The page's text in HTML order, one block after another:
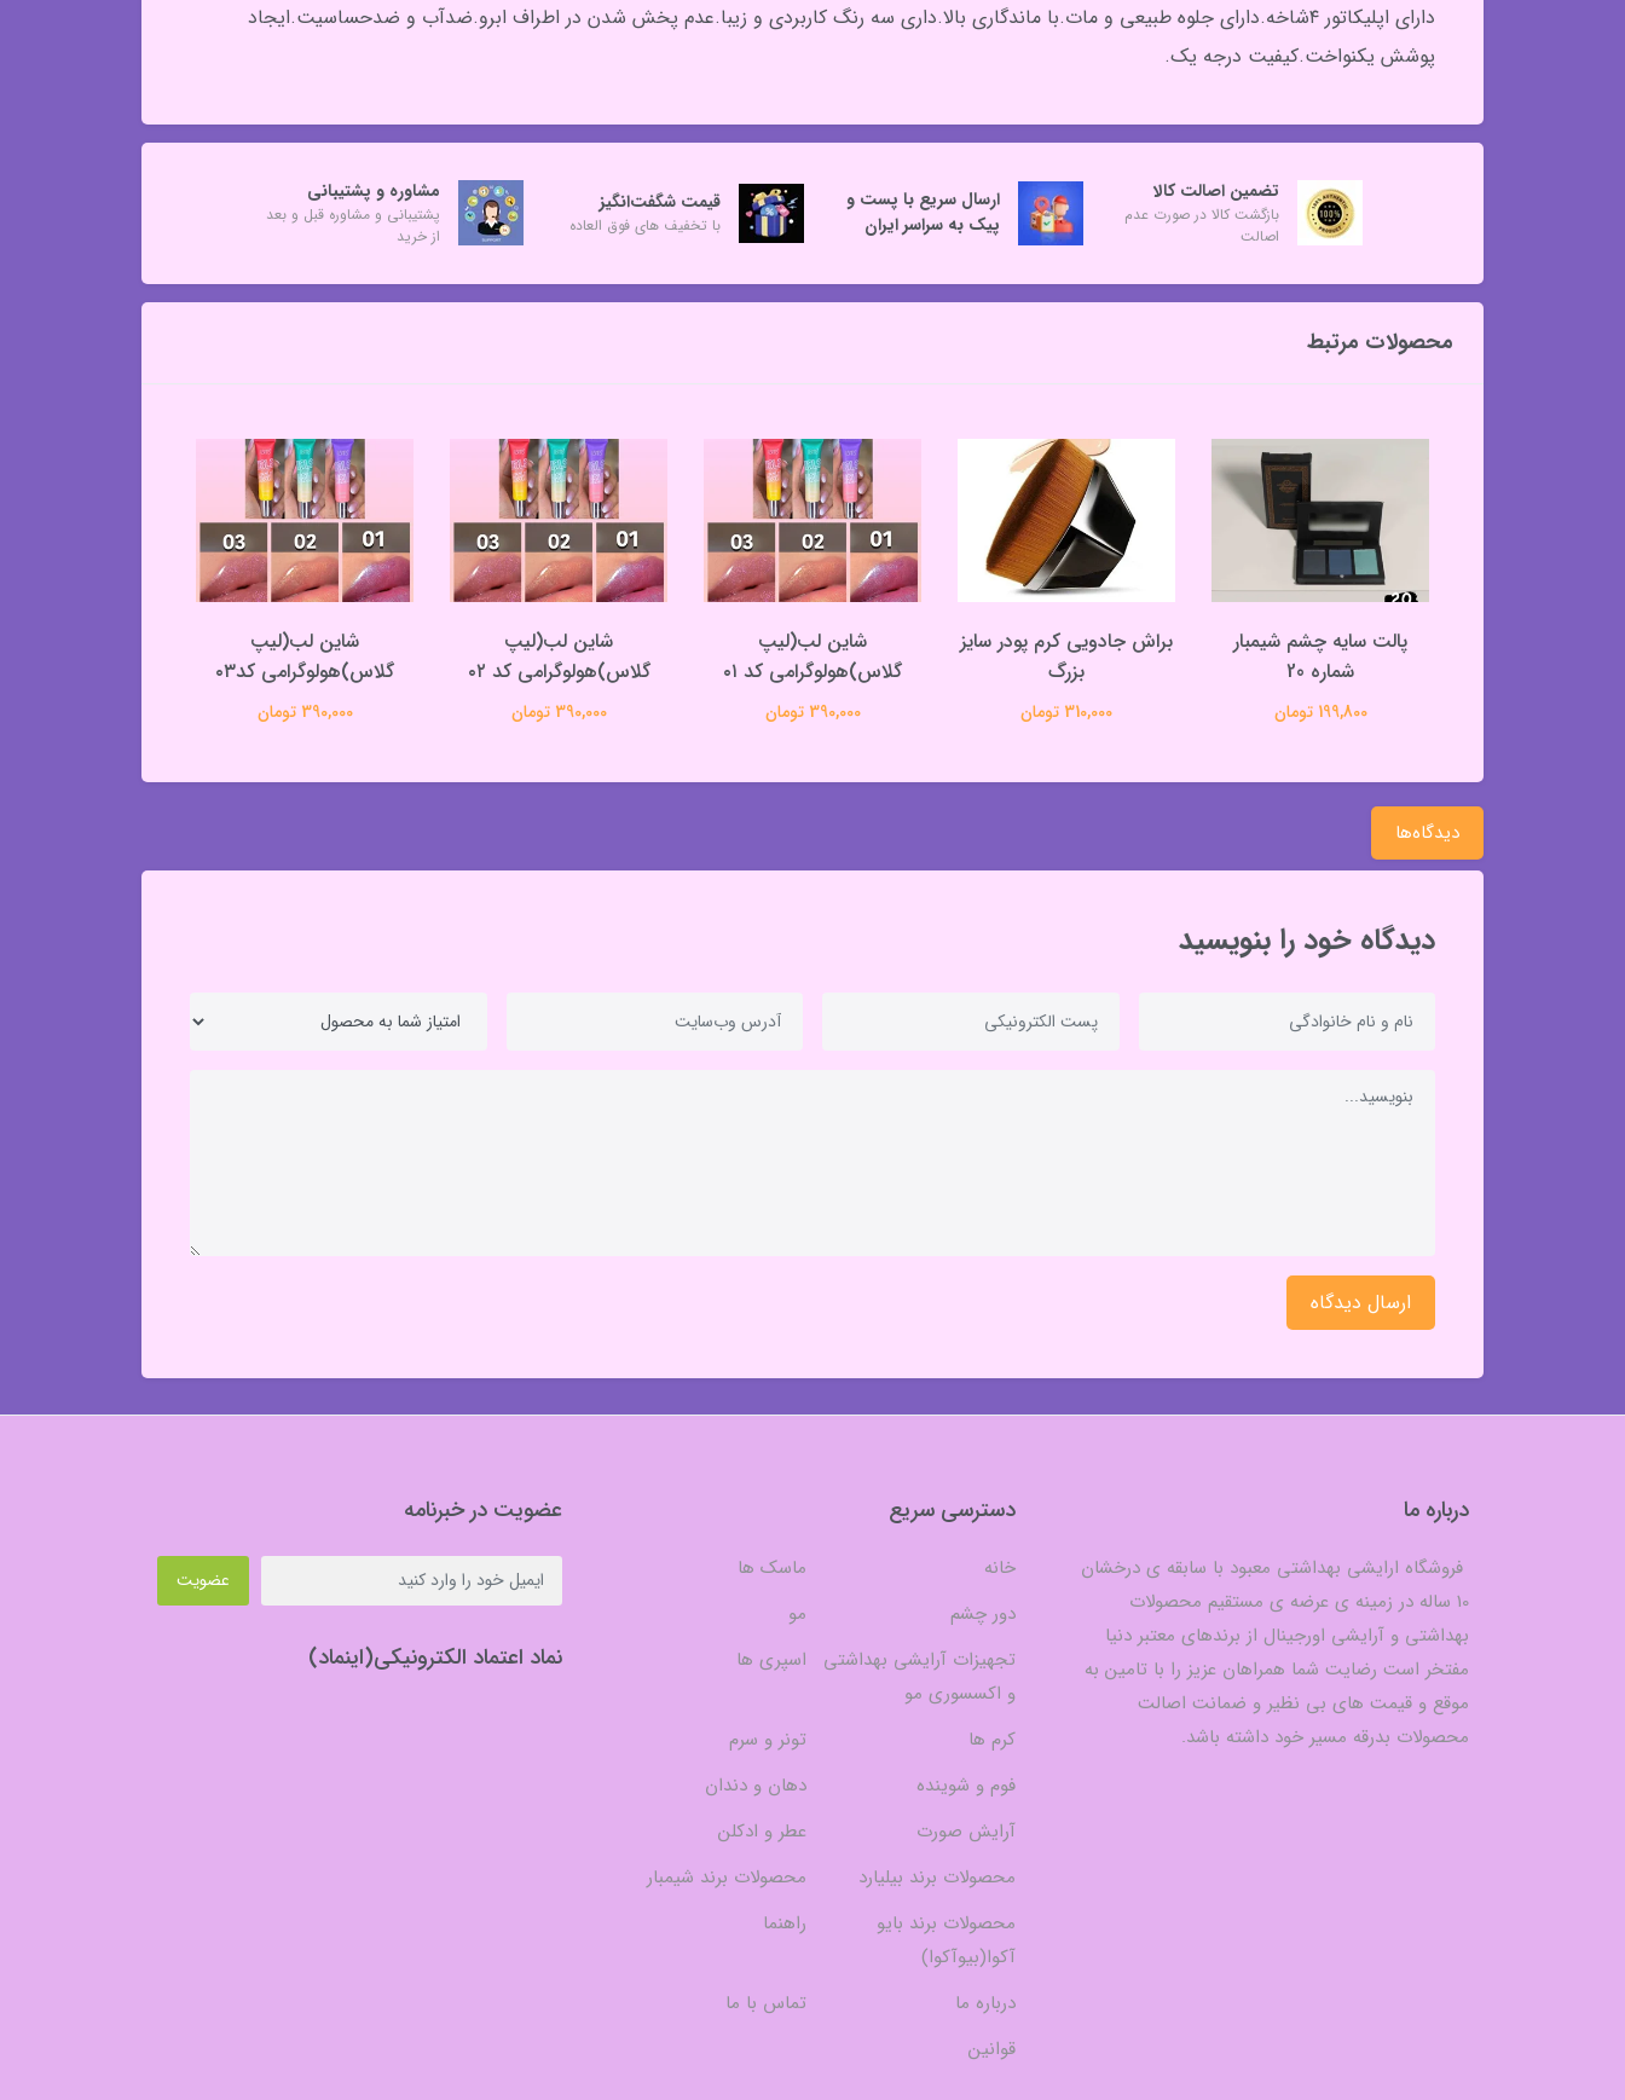
دارای اپلیکاتور ۴شاخه.دارای جلوه طبیعی و مات.با ماندگاری بالا.داری سه رنگ کاربردی و زیبا.عدم پخش شدن در اطراف ابرو.ضدآب و ضدحساسیت.ایجاد
پوشش یکنواخت.کیفیت درجه یک.
تضمین اصالت کالا
بازگشت کالا در صورت عدم
اصالت
ارسال سریع با پست و
پیک به سراسر ایران
قیمت شگفت‌انگیز
با تخفیف های فوق العاده
مشاوره و پشتیبانی
پشتیبانی و مشاوره قبل و بعد
از خرید
محصولات مرتبط
پالت سایه چشم شیمبار
شماره 20
199,800 تومان
براش جادویی کرم پودر سایز
بزرگ
310,000 تومان
شاین لب(لیپ
گلاس)هولوگرامی کد ۰۱
390,000 تومان
شاین لب(لیپ
گلاس)هولوگرامی کد ۰۲
390,000 تومان
شاین لب(لیپ
گلاس)هولوگرامی کد۰۳
390,000 تومان
دیدگاه‌ها
دیدگاه خود را بنویسید
ارسال دیدگاه
درباره ما
فروشگاه ارایشی بهداشتی معبود با سابقه ی درخشان
10 ساله در زمینه ی عرضه ی مستقیم محصولات
بهداشتی و آرایشی اورجینال از برندهای معتبر دنیا
مفتخر است رضایت شما همراهان عزیز را با تامین به
موقع و قیمت های بی نظیر و ضمانت اصالت
محصولات بدرقه مسیر خود داشته باشد.
دسترسی سریع
خانه
ماسک ها
دور چشم
مو
تجهیزات آرایشی بهداشتی
و اکسسوری مو
اسپری ها
کرم ها
تونر و سرم
فوم و شوینده
دهان و دندان
آرایش صورت
عطر و ادکلن
محصولات برند بیلیارد
محصولات برند شیمبار
محصولات برند بایو
آکوا(بیوآکوا)
راهنما
درباره ما
تماس با ما
قوانین
عضویت در خبرنامه
عضویت
نماد اعتماد الکترونیکی(اینماد)